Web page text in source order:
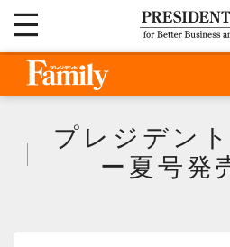
プレジデン
ー夏号発